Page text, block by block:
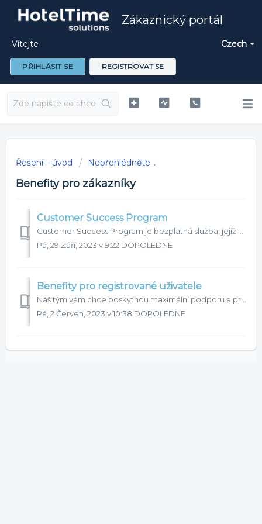
Zákaznický portál
Czech
Vítejte
PŘIHLÁSIT SE REGISTROVAT SE
Řešení – úvod Nepřehlédněte...
Benefity pro zákazníky
Customer Success Program
Pá, 29 Září, 2023 v 9:22 DOPOLEDNE
Benefity pro registrované uživatele
Pá, 2 Červen, 2023 v 10:38 DOPOLEDNE